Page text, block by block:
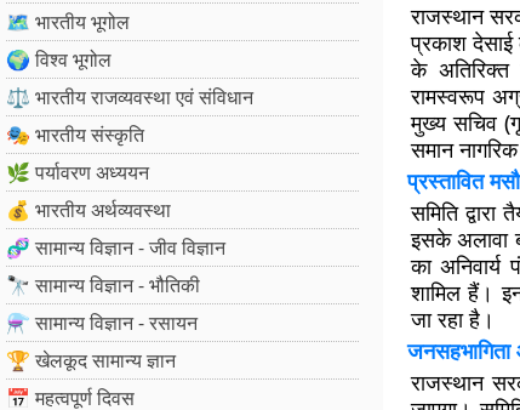
🗺️ भारतीय भूगोल
🌍 विश्व भूगोल
⚖️ भारतीय राजव्यवस्था एवं संविधान
🎭 भारतीय संस्कृति
🌿 पर्यावरण अध्ययन
💰 भारतीय अर्थव्यवस्था
🧬 सामान्य विज्ञान - जीव विज्ञान
🔭 सामान्य विज्ञान - भौतिकी
⚗️ सामान्य विज्ञान - रसायन
🏆 खेलकूद सामान्य ज्ञान
📅 महत्वपूर्ण दिवस
राजस्थान
प्रकाश देसाई
के अतिरिक्त
रामस्वरूप
मुख्य सचिव
समान
प्रस्तावित
समिति
इसके अलावा
का
शामिल हैं। इन
जा रहा है।
जनसहभागिता
राजस्थान